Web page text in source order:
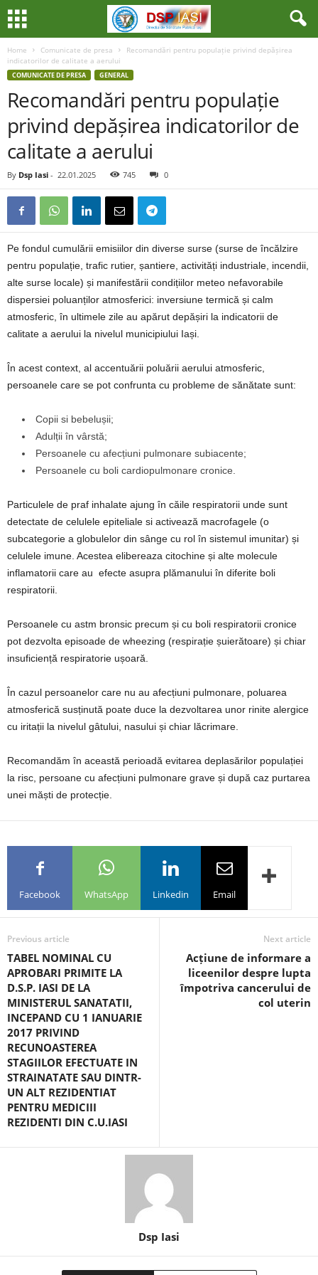
Home Comunicate de presa
Recomandări pentru populație privind depășirea
indicatorilor de calitate a aerului
COMUNICATE DE PRESA GENERAL
Recomandări pentru populație
privind depășirea indicatorilor de
calitate a aerului
By Dsp Iasi - 22.01.2025 745 0
Pe fondul cumulării emisiilor din diverse surse (surse de încălzire
pentru populație, trafic rutier, șantiere, activități industriale, incendii,
alte surse locale) și manifestării condițiilor meteo nefavorabile
dispersiei poluanților atmosferici: inversiune termică și calm
atmosferic, în ultimele zile au apărut depășiri la indicatorii de
calitate a aerului la nivelul municipiului Iași.
În acest context, al accentuării poluării aerului atmosferic,
persoanele care se pot confrunta cu probleme de sănătate sunt:
Copii si bebelușii;
Adulții în vârstă;
Persoanele cu afecțiuni pulmonare subiacente;
Persoanele cu boli cardiopulmonare cronice.
Particulele de praf inhalate ajung în căile respiratorii unde sunt
detectate de celulele epiteliale si activează macrofagele (o
subcategorie a globulelor din sânge cu rol în sistemul imunitar) și
celulele imune. Acestea elibereaza citochine și alte molecule
inflamatorii care au efecte asupra plămanului în diferite boli
respiratorii.
Persoanele cu astm bronsic precum și cu boli respiratorii cronice
pot dezvolta episoade de wheezing (respirație șuierătoare) și chiar
insuficiență respiratorie ușoară.
În cazul persoanelor care nu au afecțiuni pulmonare, poluarea
atmosferică susținută poate duce la dezvoltarea unor rinite alergice
cu iritații la nivelul gâtului, nasului și chiar lăcrimare.
Recomandăm în această perioadă evitarea deplasărilor populației
la risc, persoane cu afecțiuni pulmonare grave și după caz purtarea
unei măști de protecție.
Facebook WhatsApp Linkedin Email
Previous article
TABEL NOMINAL CU
APROBARI PRIMITE LA
D.S.P. IASI DE LA
MINISTERUL SANATATII,
INCEPAND CU 1 IANUARIE
2017 PRIVIND
RECUNOASTEREA
STAGIILOR EFECTUATE IN
STRAINATATE SAU DINTR-
UN ALT REZIDENTIAT
PENTRU MEDICIII
REZIDENTI DIN C.U.IASI
Next article
Acțiune de informare a
liceenilor despre lupta
împotriva cancerului de
col uterin
Dsp Iasi